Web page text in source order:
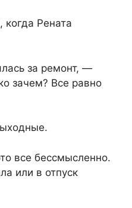
когда Рената
за ремонт, —
зачем? Все равно
все бессмысленно.
или в отпуск